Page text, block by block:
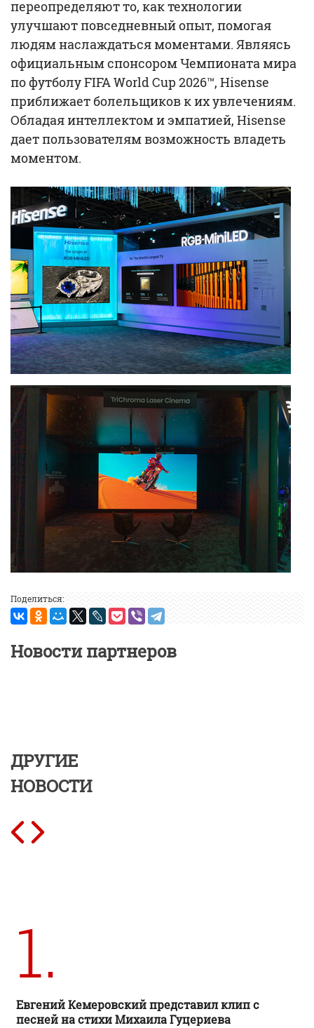
переопределяют то, как технологии
улучшают повседневный опыт, помогая
людям наслаждаться моментами. Являясь
официальным спонсором Чемпионата мира
по футболу FIFA World Cup 2026™, Hisense
приближает болельщиков к их увлечениям.
Обладая интеллектом и эмпатией, Hisense
дает пользователям возможность владеть
моментом.
Поделиться:
Новости партнеров
ДРУГИЕ
НОВОСТИ
1.
Евгений Кемеровский представил клип с
песней на стихи Михаила Гуцериева